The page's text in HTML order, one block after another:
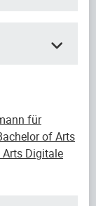
für
of Arts
Digitale